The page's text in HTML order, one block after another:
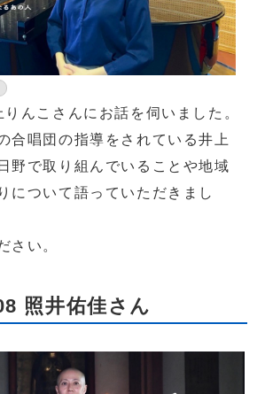
んこさんにお話を伺いました。
合唱団の指導をされている井上
野で取り組んでいることや地域
について語っていただきまし
さい。
照井佑佳さん